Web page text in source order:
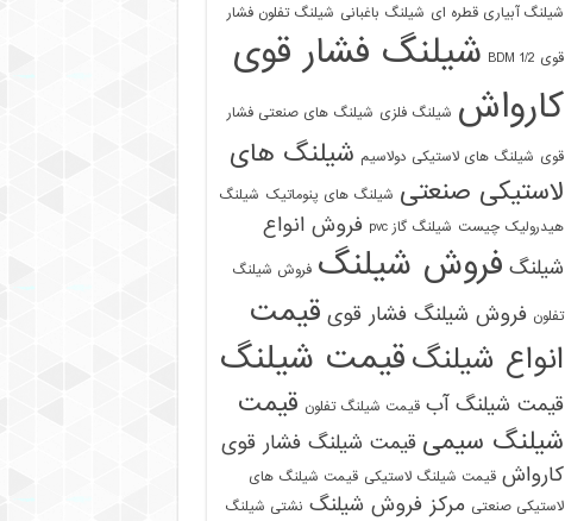
شیلنگ آبیاری قطره ای شیلنگ باغبانی شیلنگ تفلون فشار
قوی 1/2 BDM
شیلنگ فشار قوی
کارواش شیلنگ فلزی شیلنگ های صنعتی فشار
قوی شیلنگ های لاستیکی دولاسیم شیلنگ های
لاستیکی صنعتی شیلنگ های پنوماتیک شیلنگ
هیدرولیک چیست شیلنگ گاز pvc
فروش انواع
شیلنگ فروش شیلنگ فروش شیلنگ
تفلون فروش شیلنگ فشار قوی قیمت
انواع شیلنگقیمت شیلنگ
قیمت شیلنگ آب قیمت شیلنگ تفلون قیمت
شیلنگ سیمی قیمت شیلنگ فشار قوی
کارواش قیمت شیلنگ لاستیکی قیمت شیلنگ های
لاستیکی صنعتی مرکز فروش شیلنگ نشتی شیلنگ